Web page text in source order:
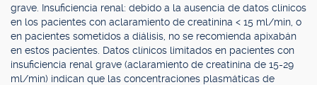
grave. Insuficiencia renal: debido a la ausencia de datos clínicos
en los pacientes con aclaramiento de creatinina < 15 ml/min, o
en pacientes sometidos a diálisis, no se recomienda apixabán
en estos pacientes. Datos clínicos limitados en pacientes con
insuficiencia renal grave (aclaramiento de creatinina de 15-29
ml/min) indican que las concentraciones plasmáticas de